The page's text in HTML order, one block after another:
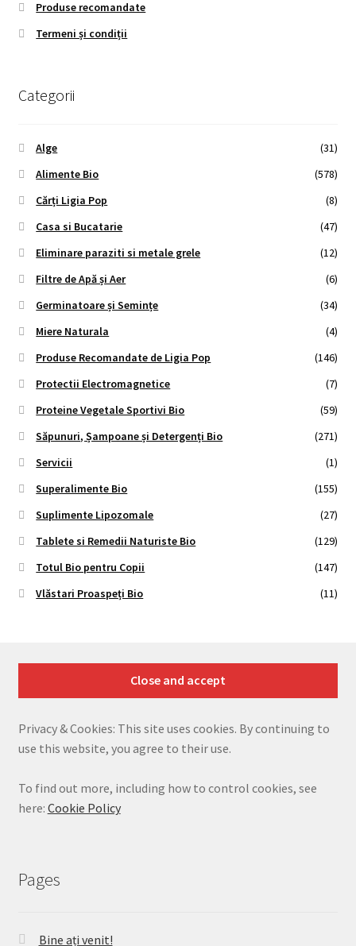
Produse recomandate
Termeni și condiții
Categorii
Alge
(31)
Alimente Bio
(578)
Cărți Ligia Pop
(8)
Casa si Bucatarie
(47)
Eliminare paraziti si metale grele
(12)
Filtre de Apă și Aer
(6)
Germinatoare și Semințe
(34)
Miere Naturala
(4)
Produse Recomandate de Ligia Pop
(146)
Protectii Electromagnetice
(7)
Proteine Vegetale Sportivi Bio
(59)
Săpunuri, Șampoane și Detergenți Bio
(271)
Servicii
(1)
Superalimente Bio
(155)
Suplimente Lipozomale
(27)
Tablete si Remedii Naturiste Bio
(129)
Totul Bio pentru Copii
(147)
Vlăstari Proaspeți Bio
(11)
Privacy & Cookies: This site uses cookies. By continuing to
use this website, you agree to their use.
To find out more, including how to control cookies, see
here: Cookie Policy
Pages
Bine ați venit!